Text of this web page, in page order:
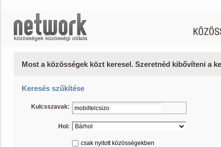
Most a közösségek közt keresel. Szeretnéd kibővíteni a
Keresés szűkítése
Kulcsszavak:
Hol:
csak nyitott közösségekben